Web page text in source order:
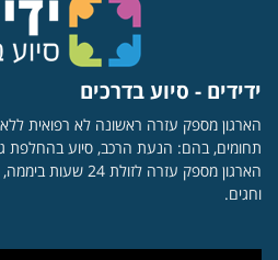
ידידים - סיוע בדרכים
הארגון מספק עזרה ראשונה לא רפואית
תחומים, בהם: הנעת הרכב, סיוע בהחלפת
הארגון מספק עזרה
וחגים.